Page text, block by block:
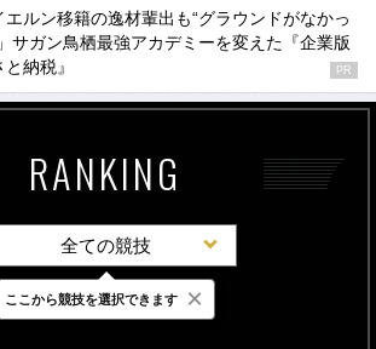
エルン移籍の逸材輩出も“グラウンドがなかっ
サガン鳥栖最強アカデミーを変えた『企業版
納税』
PR
RANKING
全ての競技
最新 24時間 週間
ここから競技を選択できます ×